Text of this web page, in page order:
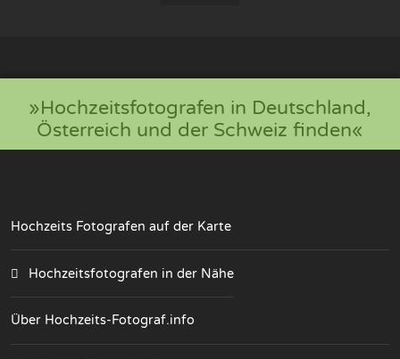
»Hochzeitsfotografen in Deutschland,
Österreich und der Schweiz finden«
Hochzeits Fotografen auf der Karte
Hochzeitsfotografen in der Nähe
Über Hochzeits-Fotograf.info